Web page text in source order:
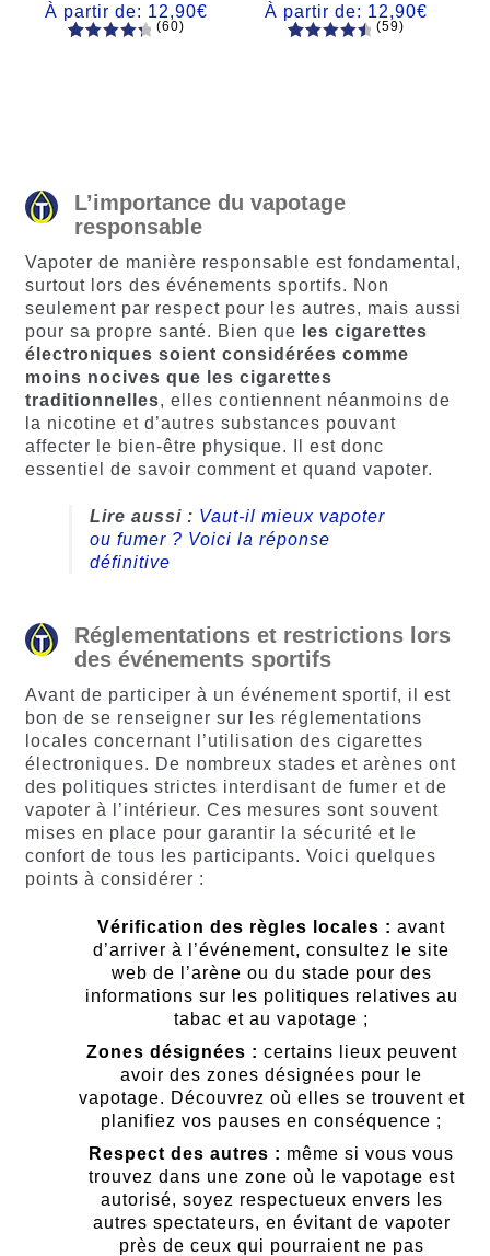
À partir de: 12,90€
(60)
À partir de: 12,90€
(59)
L’importance du vapotage
responsable
Vapoter de manière responsable est fondamental,
surtout lors des événements sportifs. Non
seulement par respect pour les autres, mais aussi
pour sa propre santé. Bien que
les cigarettes
électroniques soient considérées comme
moins nocives que les cigarettes
traditionnelles, elles contiennent néanmoins de
la nicotine et d’autres substances pouvant
affecter le bien-être physique. Il est donc
essentiel de savoir comment et quand vapoter.
Lire aussi : Vaut-il mieux vapoter
ou fumer ? Voici la réponse
définitive
Réglementations et restrictions lors
des événements sportifs
Avant de participer à un événement sportif, il est
bon de se renseigner sur les réglementations
locales concernant l’utilisation des cigarettes
électroniques. De nombreux stades et arènes ont
des politiques strictes interdisant de fumer et de
vapoter à l’intérieur. Ces mesures sont souvent
mises en place pour garantir la sécurité et le
confort de tous les participants. Voici quelques
points à considérer :
Vérification des règles locales : avant
d’arriver à l’événement, consultez le site
web de l’arène ou du stade pour des
informations sur les politiques relatives au
tabac et au vapotage ;
Zones désignées : certains lieux peuvent
avoir des zones désignées pour le
vapotage. Découvrez où elles se trouvent et
planifiez vos pauses en conséquence ;
Respect des autres : même si vous vous
trouvez dans une zone où le vapotage est
autorisé, soyez respectueux envers les
autres spectateurs, en évitant de vapoter
près de ceux qui pourraient ne pas